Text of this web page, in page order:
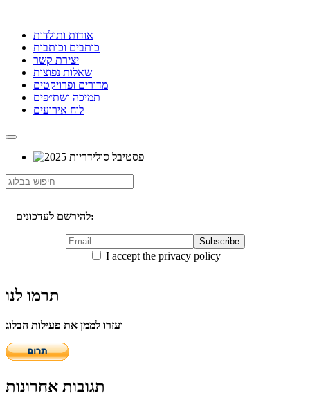
אודות ותולדות
כותבים וכותבות
יצירת קשר
שאלות נפוצות
מדורים ופרויקטים
תמיכה ושת״פים
לוח אירועים
להירשם לעדכונים:
I accept the privacy policy
תרמו לנו
ועזרו לממן את פעילות הבלוג
תגובות אחרונות